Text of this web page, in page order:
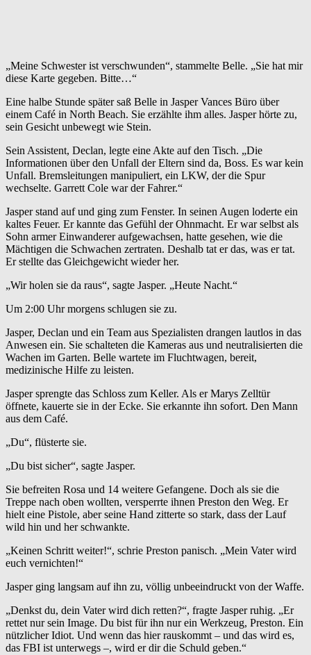
„Meine Schwester ist verschwunden“, stammelte Belle. „Sie hat mir
diese Karte gegeben. Bitte…“
Eine halbe Stunde später saß Belle in Jasper Vances Büro über
einem Café in North Beach. Sie erzählte ihm alles. Jasper hörte zu,
sein Gesicht unbewegt wie Stein.
Sein Assistent, Declan, legte eine Akte auf den Tisch. „Die
Informationen über den Unfall der Eltern sind da, Boss. Es war kein
Unfall. Bremsleitungen manipuliert, ein LKW, der die Spur
wechselte. Garrett Cole war der Fahrer.“
Jasper stand auf und ging zum Fenster. In seinen Augen loderte ein
kaltes Feuer. Er kannte das Gefühl der Ohnmacht. Er war selbst als
Sohn armer Einwanderer aufgewachsen, hatte gesehen, wie die
Mächtigen die Schwachen zertraten. Deshalb tat er das, was er tat.
Er stellte das Gleichgewicht wieder her.
„Wir holen sie da raus“, sagte Jasper. „Heute Nacht.“
Um 2:00 Uhr morgens schlugen sie zu.
Jasper, Declan und ein Team aus Spezialisten drangen lautlos in das
Anwesen ein. Sie schalteten die Kameras aus und neutralisierten die
Wachen im Garten. Belle wartete im Fluchtwagen, bereit,
medizinische Hilfe zu leisten.
Jasper sprengte das Schloss zum Keller. Als er Marys Zelltür
öffnete, kauerte sie in der Ecke. Sie erkannte ihn sofort. Den Mann
aus dem Café.
„Du“, flüsterte sie.
„Du bist sicher“, sagte Jasper.
Sie befreiten Rosa und 14 weitere Gefangene. Doch als sie die
Treppe nach oben wollten, versperrte ihnen Preston den Weg. Er
hielt eine Pistole, aber seine Hand zitterte so stark, dass der Lauf
wild hin und her schwankte.
„Keinen Schritt weiter!“, schrie Preston panisch. „Mein Vater wird
euch vernichten!“
Jasper ging langsam auf ihn zu, völlig unbeeindruckt von der Waffe.
„Denkst du, dein Vater wird dich retten?“, fragte Jasper ruhig. „Er
rettet nur sein Image. Du bist für ihn nur ein Werkzeug, Preston. Ein
nützlicher Idiot. Und wenn das hier rauskommt – und das wird es,
das FBI ist unterwegs –, wird er dir die Schuld geben.“